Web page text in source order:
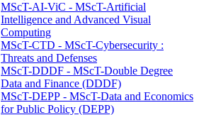
MScT-AI-ViC - MScT-Artificial
Intelligence and Advanced Visual
Computing
MScT-CTD - MScT-Cybersecurity :
Threats and Defenses
MScT-DDDF - MScT-Double Degree
Data and Finance (DDDF)
MScT-DEPP - MScT-Data and Economics
for Public Policy (DEPP)